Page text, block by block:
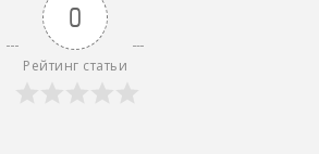
0
Рейтинг статьи